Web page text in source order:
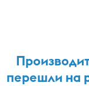
перешли на